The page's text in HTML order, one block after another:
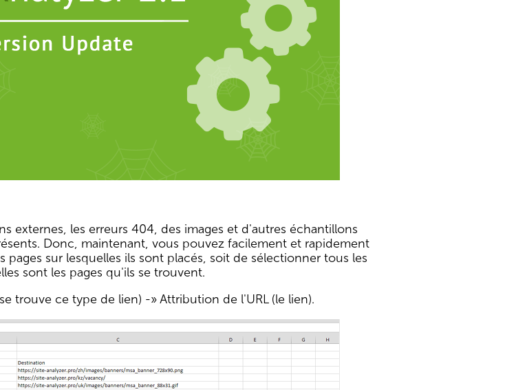
externes, les erreurs 404, des images et d'autres échantillons
Donc, maintenant, vous pouvez facilement et rapidement
sur lesquelles ils sont placés, soit de sélectionner tous les
sont les pages qu'ils se trouvent.
trouve ce type de lien) -» Attribution de l'URL (le lien).